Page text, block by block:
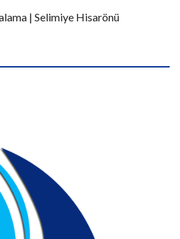
| Selimiye Hisarönü